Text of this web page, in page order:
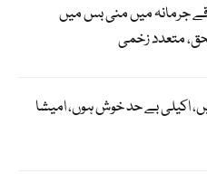
جرمانہ میں منی بس میں
اکیلی بے حد خوش ہوں، امیشا